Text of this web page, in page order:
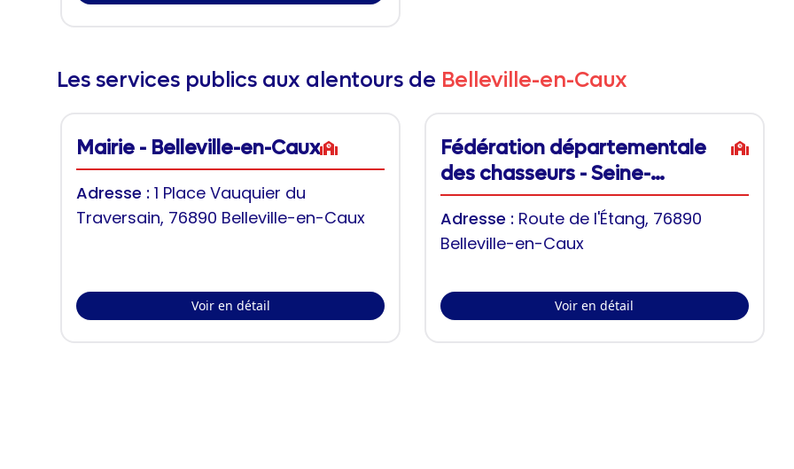
Les services publics aux alentours de Belleville-en-Caux
Mairie - Belleville-en-Caux
Adresse : 1 Place Vauquier du
Traversain, 76890 Belleville-en-Caux
Voir en détail
Fédération départementale
des chasseurs - Seine-
Maritime
Adresse : Route de l'Étang, 76890
Belleville-en-Caux
Voir en détail